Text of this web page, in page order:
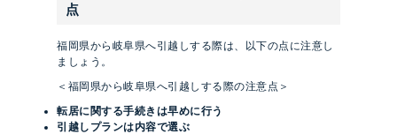
点
福岡県から岐阜県へ引越しする際は、以下の点に注意し
ましょう。
＜福岡県から岐阜県へ引越しする際の注意点＞
転居に関する手続きは早めに行う
引越しプランは内容で選ぶ